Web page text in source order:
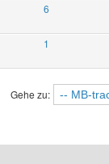
6
1
Gehe zu: